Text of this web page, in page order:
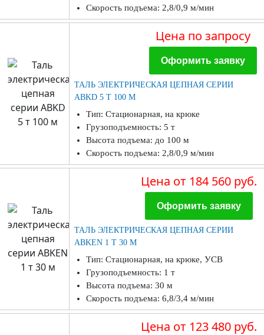
Скорость подъема: 2,8/0,9 м/мин
Цена по запросу
Оформить заявку
ТАЛЬ ЭЛЕКТРИЧЕСКАЯ ЦЕПНАЯ СЕРИИ
ABKD 5 Т 100 М
Тип: Стационарная, на крюке
Грузоподъемность: 5 т
Высота подъема: до 100 м
Скорость подъема: 2,8/0,9 м/мин
Цена от 184 560 руб.
Оформить заявку
ТАЛЬ ЭЛЕКТРИЧЕСКАЯ ЦЕПНАЯ СЕРИИ
ABKEN 1 Т 30 М
Тип: Стационарная, на крюке, УСВ
Грузоподъемность: 1 т
Высота подъема: 30 м
Скорость подъема: 6,8/3,4 м/мин
Цена от 123 480 руб.